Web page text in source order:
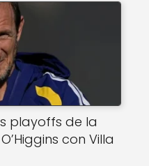
playoffs de la
con Villa